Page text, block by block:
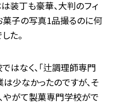
装丁も豪華、大判のフィ
菓子の写真1品撮るのに何
た。
はなく、「辻調理師専門
少なかったのですが、そ
やがて製菓専門学校がで